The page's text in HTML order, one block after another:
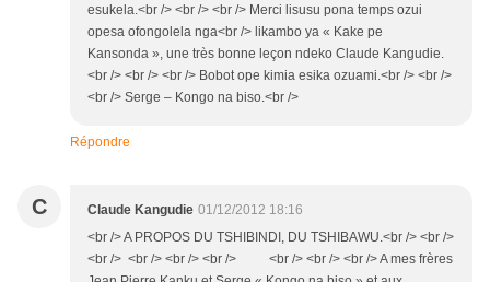
esukela.<br /> <br /> <br /> Merci lisusu pona temps ozui
opesa ofongolela nga<br /> likambo ya « Kake pe
Kansonda », une très bonne leçon ndeko Claude Kangudie.
<br /> <br /> <br /> Bobot ope kimia esika ozuami.<br /> <br />
<br /> Serge – Kongo na biso.<br />
Répondre
C Claude Kangudie 01/12/2012 18:16
<br /> A PROPOS DU TSHIBINDI, DU TSHIBAWU.<br /> <br />
<br /> <br /> <br /> <br /> <br /> <br /> <br /> A mes frères